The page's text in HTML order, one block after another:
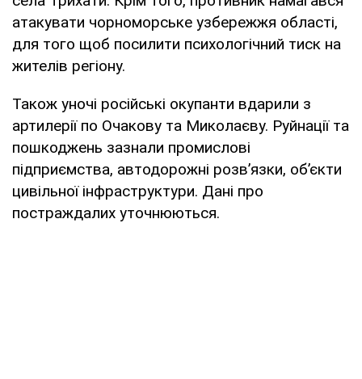
атакувати чорноморське узбережжя області,
для того щоб посилити психологічний тиск на
жителів регіону.
Також уночі російські окупанти вдарили з
артилерії по Очакову та Миколаєву. Руйнації та
пошкоджень зазнали промислові
підприємства, автодорожні розв’язки, об’єкти
цивільної інфраструктури. Дані про
постраждалих уточнюються.